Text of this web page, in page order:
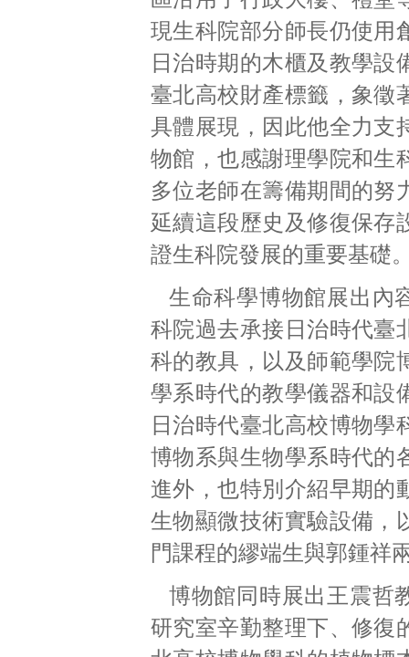
現生科院部分師長仍使用
日治時期的木櫃及教學設
臺北高校財產標籤，象徵
具體展現，因此他全力支
物館，也感謝理學院和生
多位老師在籌備期間的努
延續這段歷史及修復保存
證生科院發展的重要基礎
生命科學博物館展出內
科院過去承接日治時代臺
科的教具，以及師範學院
學系時代的教學儀器和設
日治時代臺北高校博物學
博物系與生物學系時代的
進外，也特別介紹早期的
生物顯微技術實驗設備，
門課程的繆端生與郭鍾祥
博物館同時展出王震哲
研究室辛勤整理下、修復